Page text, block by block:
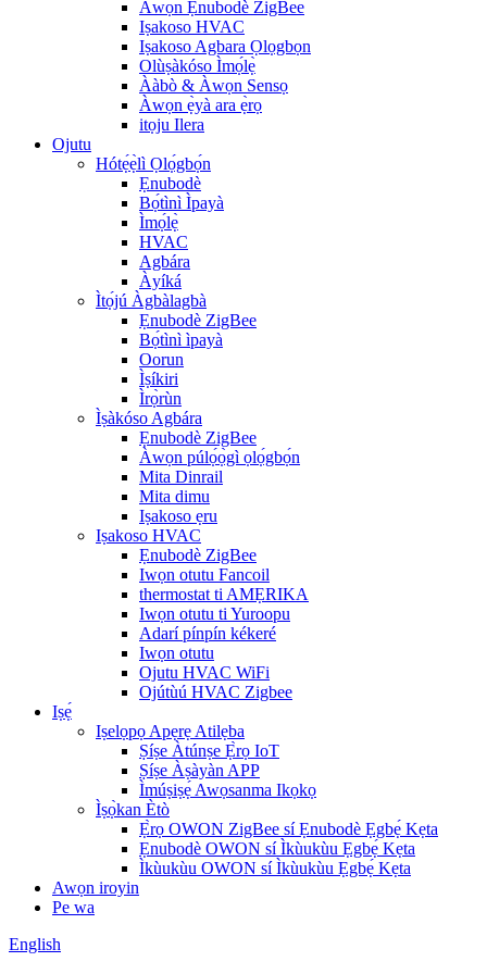
Àwọn Ẹnubodè ZigBee
Iṣakoso HVAC
Iṣakoso Agbara Ọlọgbọn
Olùṣàkóso Ìmọ́lẹ̀
Ààbò & Àwọn Sensọ
Àwọn ẹ̀yà ara ẹ̀rọ
itọju Ilera
Ojutu
Hótẹ́ẹ̀lì Ọlọ́gbọ́n
Ẹnubodè
Bọ́tìnì Ìpayà
Ìmọ́lẹ̀
HVAC
Agbára
Àyíká
Ìtọ́jú Àgbàlagbà
Ẹnubodè ZigBee
Bọ́tìnì ìpayà
Oorun
Ìṣíkiri
Ìrọ̀rùn
Ìṣàkóso Agbára
Ẹnubodè ZigBee
Àwọn púlọ́ọ̀gì ọlọ́gbọ́n
Mita Dinrail
Mita dimu
Iṣakoso ẹru
Iṣakoso HVAC
Ẹnubodè ZigBee
Iwọn otutu Fancoil
thermostat ti AMẸRIKA
Iwọn otutu ti Yuroopu
Adarí pínpín kékeré
Iwọn otutu
Ojutu HVAC WiFi
Ojútùú HVAC Zigbee
Iṣẹ́
Iṣelọpọ Apẹrẹ Atilẹba
Ṣíṣe Àtúnṣe Ẹ̀rọ IoT
Ṣíṣe Àṣàyàn APP
Ìmúṣiṣẹ́ Awọsanma Ikọkọ
Ìṣọ̀kan Ètò
Ẹ̀rọ OWON ZigBee sí Ẹnubodè Ẹgbẹ́ Kẹta
Ẹnubodè OWON sí Ìkùukùu Ẹgbẹ́ Kẹta
Ìkùukùu OWON sí Ìkùukùu Ẹgbẹ́ Kẹta
Awọn iroyin
Pe wa
English